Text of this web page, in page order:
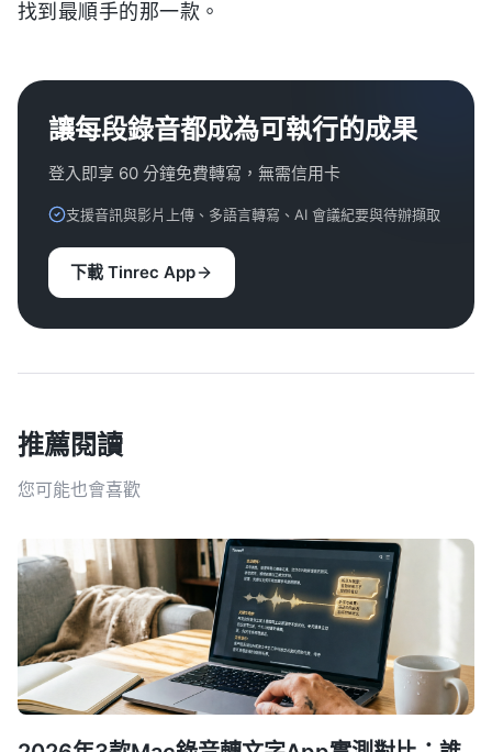
找到最順手的那一款。
讓每段錄音都成為可執行的成果
登入即享 60 分鐘免費轉寫，無需信用卡
支援音訊與影片上傳、多語言轉寫、AI 會議紀要與待辦擷取
下載 Tinrec App
推薦閱讀
您可能也會喜歡